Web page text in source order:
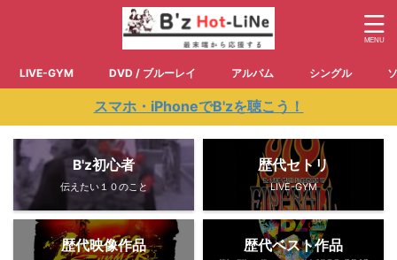
LIVE-GYM DVD / ブルーレイ アルバム シングル
スマホ・iPhoneでB'zを聴こう！
B'z初心者
伝えたい１０のこと
歴代セトリ
LIVE-GYM
歴代映像作品 歴代ベスト作品